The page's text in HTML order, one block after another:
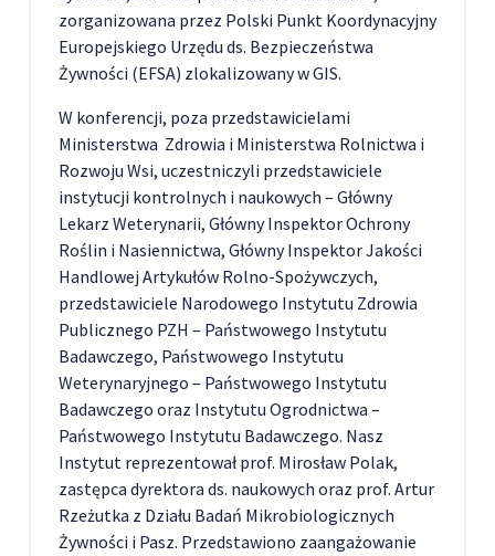
zorganizowana przez Polski Punkt Koordynacyjny
Europejskiego Urzędu ds. Bezpieczeństwa
Żywności (EFSA) zlokalizowany w GIS.
W konferencji, poza przedstawicielami
Ministerstwa Zdrowia i Ministerstwa Rolnictwa i
Rozwoju Wsi, uczestniczyli przedstawiciele
instytucji kontrolnych i naukowych – Główny
Lekarz Weterynarii, Główny Inspektor Ochrony
Roślin i Nasiennictwa, Główny Inspektor Jakości
Handlowej Artykułów Rolno-Spożywczych,
przedstawiciele Narodowego Instytutu Zdrowia
Publicznego PZH – Państwowego Instytutu
Badawczego, Państwowego Instytutu
Weterynaryjnego – Państwowego Instytutu
Badawczego oraz Instytutu Ogrodnictwa –
Państwowego Instytutu Badawczego. Nasz
Instytut reprezentował prof. Mirosław Polak,
zastępca dyrektora ds. naukowych oraz prof. Artur
Rzeżutka z Działu Badań Mikrobiologicznych
Żywności i Pasz. Przedstawiono zaangażowanie